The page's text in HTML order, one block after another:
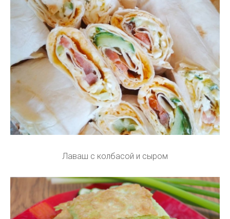
Лаваш с колбасой и сыром